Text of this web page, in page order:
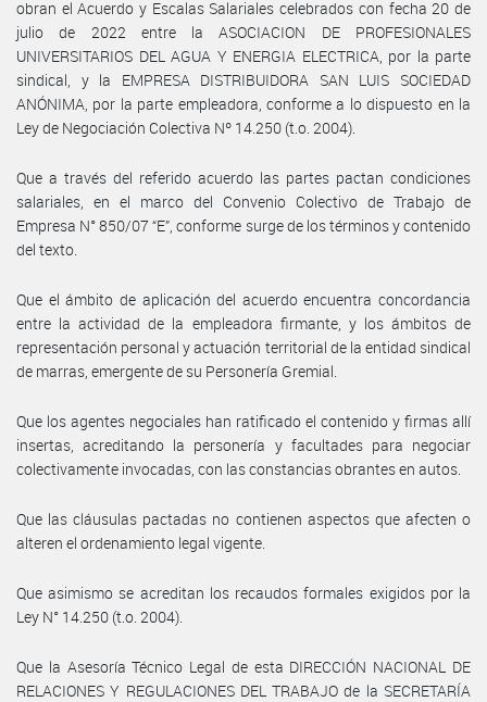
obran el Acuerdo y Escalas Salariales celebrados con fecha 20 de
julio de 2022 entre la ASOCIACION DE PROFESIONALES
UNIVERSITARIOS DEL AGUA Y ENERGIA ELECTRICA, por la parte
sindical, y la EMPRESA DISTRIBUIDORA SAN LUIS SOCIEDAD
ANÓNIMA, por la parte empleadora, conforme a lo dispuesto en la
Ley de Negociación Colectiva Nº 14.250 (t.o. 2004).
Que a través del referido acuerdo las partes pactan condiciones
salariales, en el marco del Convenio Colectivo de Trabajo de
Empresa N° 850/07 “E”, conforme surge de los términos y contenido
del texto.
Que el ámbito de aplicación del acuerdo encuentra concordancia
entre la actividad de la empleadora firmante, y los ámbitos de
representación personal y actuación territorial de la entidad sindical
de marras, emergente de su Personería Gremial.
Que los agentes negociales han ratificado el contenido y firmas allí
insertas, acreditando la personería y facultades para negociar
colectivamente invocadas, con las constancias obrantes en autos.
Que las cláusulas pactadas no contienen aspectos que afecten o
alteren el ordenamiento legal vigente.
Que asimismo se acreditan los recaudos formales exigidos por la
Ley N° 14.250 (t.o. 2004).
Que la Asesoría Técnico Legal de esta DIRECCIÓN NACIONAL DE
RELACIONES Y REGULACIONES DEL TRABAJO de la SECRETARÍA